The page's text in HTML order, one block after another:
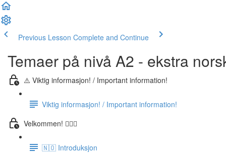
Previous Lesson Complete and Continue
Temaer på nivå A2 - ekstra
⚠️ Viktig informasjon! / Important information!
Viktig informasjon! / Important information!
Velkommen! 🙋🏼‍♂️
🇳🇴 Introduksjon